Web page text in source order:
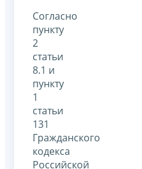
Согласно
пункту
2
статьи
8.1 и
пункту
1
статьи
131
Гражданского
кодекса
Российской